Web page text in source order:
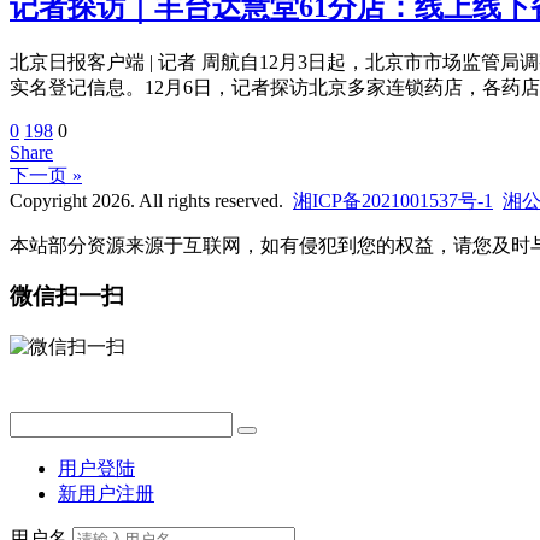
记者探访｜丰台达慧堂61分店：线上线
北京日报客户端 | 记者 周航自12月3日起，北京市市场监管局
实名登记信息。12月6日，记者探访北京多家连锁药店，各药
0 198 0
Share
下一页 »
Copyright 2026. All rights reserved. 湘ICP备2021001537号-1 湘
本站部分资源来源于互联网，如有侵犯到您的权益，请您及
微信扫一扫
用户登陆
新用户注册